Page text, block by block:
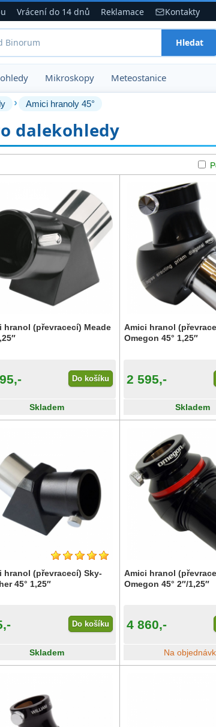
Vrácení do 14 dnů Reklamace Kontakty
Hledat
Mikroskopy Meteostanice
› Amici hranoly 45°
dalekohledy
hranol (převracecí) Meade
Do košíku
Skladem
Amici hranol
Omegon 45° 1,25″
2 595,-
Skladem
hranol (převracecí) Sky-
45° 1,25″
Do košíku
Skladem
Amici hranol
Omegon 45° 2″/1,25″
4 860,-
Na